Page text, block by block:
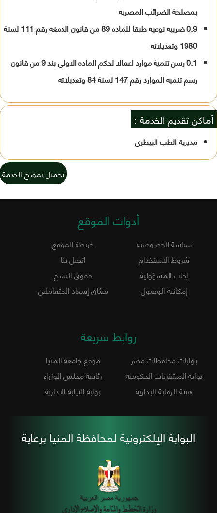
بمصلحة الضرائب المصريه
0.9 ضريبه نوعيه طبقا للماده 89 من قانون الدمغه رقم 111 لسنة
1980 وتعديلاته
0.1 رسن تنمية موارد اعمالا لحكم الماده الاولى بند 9 من قانون
رسم تنميه الموارد رقم 147 لسنة 84 وتعديلاته
أماكن تقديم الخدمة :
مديرية الطب البيطرى
تحميل نموذج الخدمة
أدوات الموقع
سياسة الخصوصية
خريطة الموقع
شروط الاستخدام
اتصل بنا
إخلاء المسؤولية
حقوق النسخ
إمكانية الوصول
ميثاق إسعاد المتعاملين
روابط سريعة
بوابات محافظات مصر
موقع جامعة المنيا
بوابة المشتريات الحكومية
رئاسة مجلس الوزراء
هيئة الرقابة الإدارية
بوابة النيابة الإدارية
البوابة الإلكترونية لمحافظة المنيا برعاية